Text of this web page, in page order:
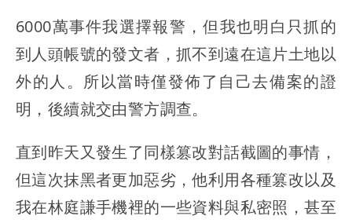
6000萬事件我選擇報警，但我也明白只抓的
到人頭帳號的發文者，抓不到遠在這片土地以
外的人。所以當時僅發佈了自己去備案的證
明，後續就交由警方調查。
直到昨天又發生了同樣篡改對話截圖的事情，
但這次抹黑者更加惡劣，他利用各種篡改以及
我在林庭謙手機裡的一些資料與私密照，甚至